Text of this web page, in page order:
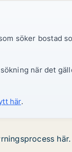
söker bostad
när det
här.